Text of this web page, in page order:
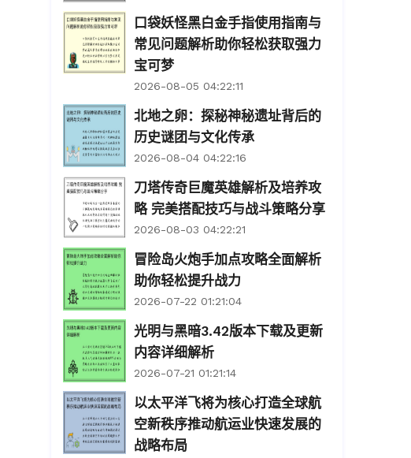
口袋妖怪黑白金手指使用指南与
常见问题解析助你轻松获取强力
宝可梦
2026-08-05 04:22:11
北地之卵：探秘神秘遗址背后的
历史谜团与文化传承
2026-08-04 04:22:16
刀塔传奇巨魔英雄解析及培养攻
略 完美搭配技巧与战斗策略分享
2026-08-03 04:22:21
冒险岛火炮手加点攻略全面解析
助你轻松提升战力
2026-07-22 01:21:04
光明与黑暗3.42版本下载及更新
内容详细解析
2026-07-21 01:21:14
以太平洋飞将为核心打造全球航
空新秩序推动航运业快速发展的
战略布局